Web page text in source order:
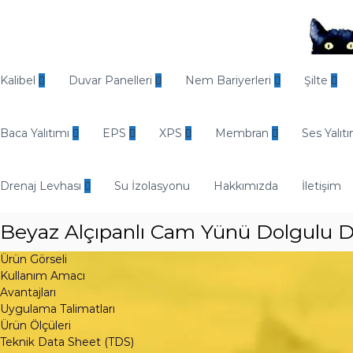
e
d
E
ü
t
r
i
y
e
l
Y
Kalibel Duvar Panelleri Nem Bariyerleri Şilte
Baca Yalıtımı EPS XPS Membran Ses
Drenaj Levhası Su İzolasyonu Hakkımızda İletişim
Beyaz Alçıpanlı Cam Yünü Dolgulu
Ürün Görseli
Kullanım Amacı
Avantajları
Uygulama Talimatları
Ürün Ölçüleri
Teknik Data Sheet (TDS)